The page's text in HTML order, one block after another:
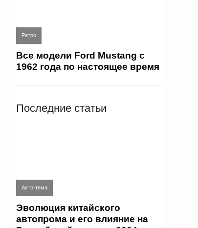
Ретро
Все модели Ford Mustang с
1962 года по настоящее время
Последние статьи
Авто-тема
Эволюция китайского
автопрома и его влияние на